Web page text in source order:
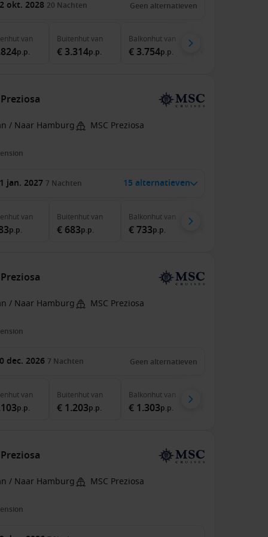
okt. 2028 20 Nachten Geen alternatieven
van
p.p.
Buitenhutvan
€ 3.314p.p.
Balkonhutvan
€ 3.754p.p.
/ Naar Hamburg MSC Preziosa
jan. 2027 7 Nachten 15 alternatieven
van
p.p.
Buitenhutvan
€ 683p.p.
Balkonhutvan
€ 733p.p.
/ Naar Hamburg MSC Preziosa
dec. 2026 7 Nachten Geen alternatieven
van
p.p.
Buitenhutvan
€ 1.203p.p.
Balkonhutvan
€ 1.303p.p.
/ Naar Hamburg MSC Preziosa